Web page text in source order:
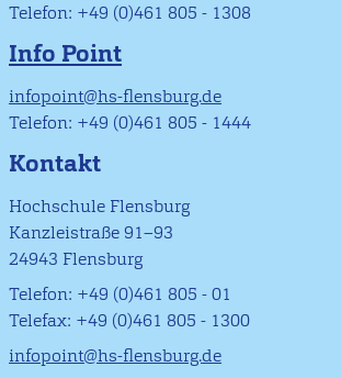
Telefon: +49 (0)461 805 - 1308
Info Point
infopoint@hs-flensburg.de
Telefon: +49 (0)461 805 - 1444
Kontakt
Hochschule Flensburg
Kanzleistraße 91–93
24943 Flensburg
Telefon: +49 (0)461 805 - 01
Telefax: +49 (0)461 805 - 1300
infopoint@hs-flensburg.de